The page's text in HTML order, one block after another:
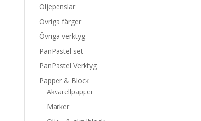
Oljepenslar
Övriga färger
Övriga verktyg
PanPastel set
PanPastel Verktyg
Papper & Block
Akvarellpapper
Marker